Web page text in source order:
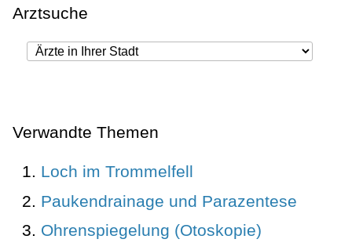
Arztsuche
Verwandte Themen
Loch im Trommelfell
Paukendrainage und Parazentese
Ohrenspiegelung (Otoskopie)